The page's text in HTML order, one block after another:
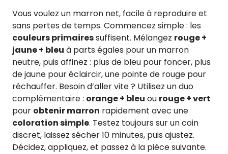
Vous voulez un marron net, facile à reproduire et
sans pertes de temps. Commencez simple : les
couleurs primairessuffisent. Mélangez rouge +
jaune + bleu à parts égales pour un marron
neutre, puis affinez : plus de bleu pour foncer, plus
de jaune pour éclaircir, une pointe de rouge pour
réchauffer. Besoin d’aller vite ? Utilisez un duo
complémentaire : orange + bleu ou rouge + vert
pour obtenir marron rapidement avec une
coloration simple. Testez toujours sur un coin
discret, laissez sécher 10 minutes, puis ajustez.
Décidez, appliquez, et passez à la pièce suivante.